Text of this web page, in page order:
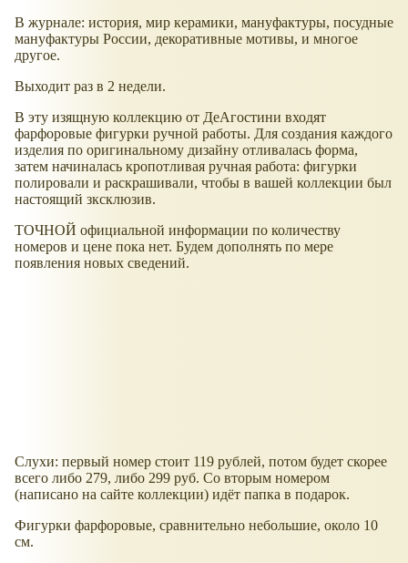
В журнале: история, мир керамики, мануфактуры, посудные
мануфактуры России, декоративные мотивы, и многое
другое.
Выходит раз в 2 недели.
В эту изящную коллекцию от ДеАгостини входят
фарфоровые фигурки ручной работы. Для создания каждого
изделия по оригинальному дизайну отливалась форма,
затем начиналась кропотливая ручная работа: фигурки
полировали и раскрашивали, чтобы в вашей коллекции был
настоящий зксклюзив.
ТОЧНОЙ официальной информации по количеству
номеров и цене пока нет. Будем дополнять по мере
появления новых сведений.
Слухи: первый номер стоит 119 рублей, потом будет скорее
всего либо 279, либо 299 руб. Со вторым номером
(написано на сайте коллекции) идёт папка в подарок.
Фигурки фарфоровые, сравнительно небольшие, около 10
см.